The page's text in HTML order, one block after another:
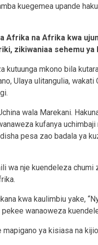
kuegemea upande
Afrika na Afrika kwa
zikiwaniaa sehemu ya
kutuunga mkono bila
Ulaya ulitangulia,
wala Marekani.
kufanya
pesa zao badala ya
wa nje kuendeleza chumi
kwa kaulimbiu yake,
pekee wanaoweza
ya kisiasa na